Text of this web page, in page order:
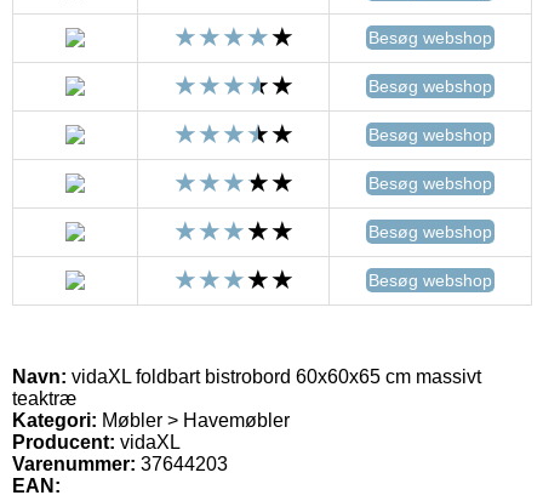
Besøg webshop
Besøg webshop
Besøg webshop
Besøg webshop
Besøg webshop
Besøg webshop
Navn: vidaXL foldbart bistrobord 60x60x65 cm massivt
teaktræ
Kategori: Møbler > Havemøbler
Producent: vidaXL
Varenummer: 37644203
EAN: